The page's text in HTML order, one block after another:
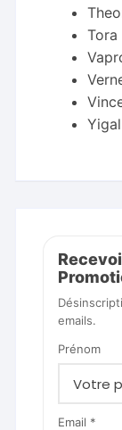
Tora
emails.
Prénom
Email *